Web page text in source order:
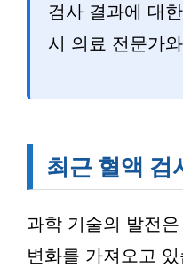
검사 결과에 대
시 의료 전문가
최근 혈액 검
과학 기술의 발전
변화를 가져오고